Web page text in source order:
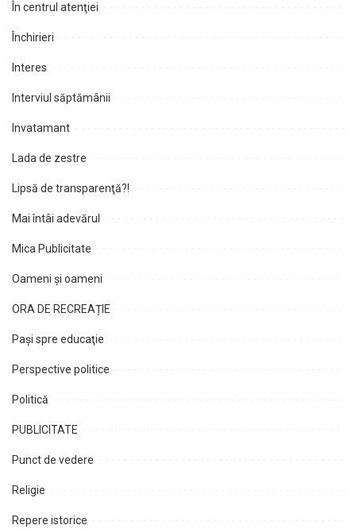
În centrul atenţiei
Închirieri
Interes
Interviul săptămânii
Invatamant
Lada de zestre
Lipsă de transparenţă?!
Mai întâi adevărul
Mica Publicitate
Oameni şi oameni
ORA DE RECREAȚIE
Paşi spre educaţie
Perspective politice
Politică
PUBLICITATE
Punct de vedere
Religie
Repere istorice